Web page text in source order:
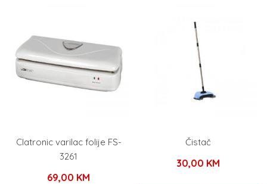
Clatronic varilac folije FS-
3261
69,00 KM
Čistač
30,00 KM